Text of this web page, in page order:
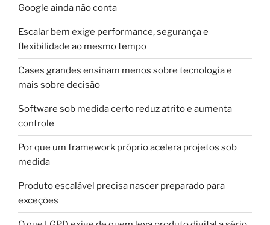
Google ainda não conta
Escalar bem exige performance, segurança e
flexibilidade ao mesmo tempo
Cases grandes ensinam menos sobre tecnologia e
mais sobre decisão
Software sob medida certo reduz atrito e aumenta
controle
Por que um framework próprio acelera projetos sob
medida
Produto escalável precisa nascer preparado para
exceções